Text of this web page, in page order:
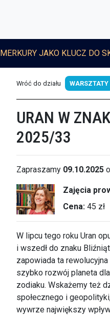
MERKURY JAKO KLUCZ DO
Wróć do działu WARSZTATY
URAN W
2025/33
Zapraszamy 09.10.2025
Zajęcia
Cena: 45 zł
W lipcu tego roku Uran
i wszedł do znaku
zapowiada ta
szybko rozwój planeta
zodiaku. Wskażemy też
społecznego i
wywrze największy